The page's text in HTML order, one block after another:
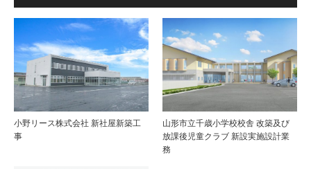
小野リース株式会社 新社屋新築工
事
山形市立千歳小学校校舎 改築及び
放課後児童クラブ 新設実施設計業
務